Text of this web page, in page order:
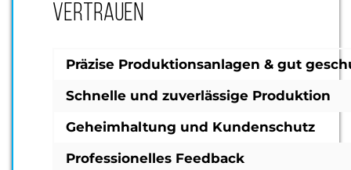
VERTRAUEN
Präzise Produktionsanlagen & gut
Schnelle und zuverlässige Produktion
Geheimhaltung und Kundenschutz
Professionelles Feedback